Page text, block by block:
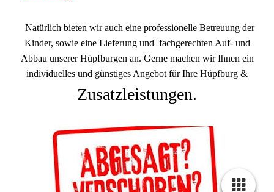
Natürlich bieten wir auch eine professionelle Betreuung der
Kinder, sowie eine Lieferung und fachgerechten Auf- und
Abbau unserer Hüpfburgen an. Gerne machen wir Ihnen ein
individuelles und günstiges Angebot für Ihre Hüpfburg &
Zusatzleistungen.